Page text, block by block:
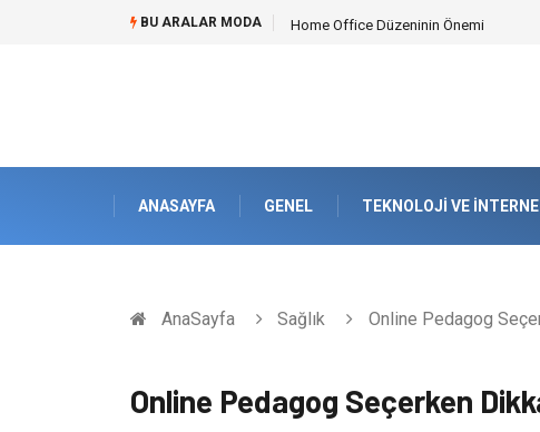
BU ARALAR MODA Home Office Düzeninin Önemi
ANASAYFA GENEL TEKNOLOJI VE
AnaSayfa Sağlık Online Pedagog
Online Pedagog Seçerken